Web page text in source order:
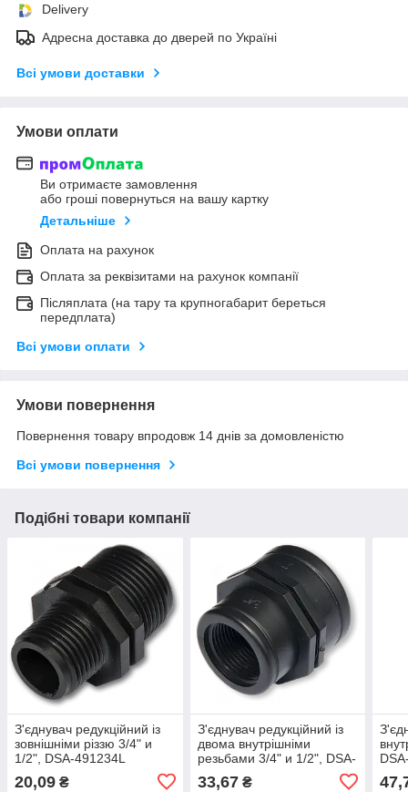
Delivery
Адресна доставка до дверей по Україні
Всі умови доставки
Умови оплати
Ви отримаєте замовлення
або гроші повернуться на вашу картку
Детальніше
Оплата на рахунок
Оплата за реквізитами на рахунок компанії
Післяплата (на тару та крупногабарит береться
передплата)
Всі умови оплати
Умови повернення
Повернення товару впродовж 14 днів за домовленістю
Всі умови повернення
Подібні товари компанії
З'єднувач редукційний із
зовнішніми різзю 3/4" и
1/2", DSA-491234L
20,09 ₴
З'єднувач редукційний із
двома внутрішніми
резьбами 3/4" и 1/2", DSA-
33,67₴